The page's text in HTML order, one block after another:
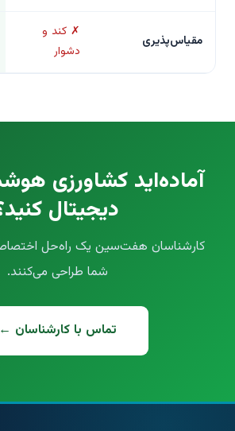
مقیاس‌پذیری
✗ کند و
دشوار
آماده‌اید کشاورزی
دیجیتال
کارشناسان هفت‌سین یک راه‌حل اختصاصی
شما طراحی می‌کنند.
تماس با کارشناسان ←